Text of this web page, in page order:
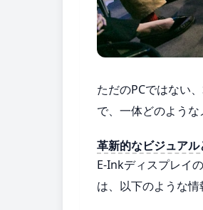
ただのPCではない
で、一体どのような
革新的なビジュア
E-Inkディスプレイ
は、以下のような情